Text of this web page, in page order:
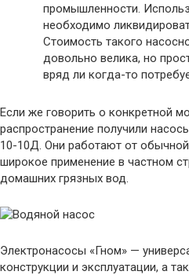
промышленности.
необходимо
Стоимость такого
довольно велика, но
вряд ли когда-то
Если же говорить о конкретной
распространение получили
10-10Д. Они работают от
широкое применение в частном
домашних грязных вод.
Электронасосы «Гном» —
конструкции и эксплуатации, а